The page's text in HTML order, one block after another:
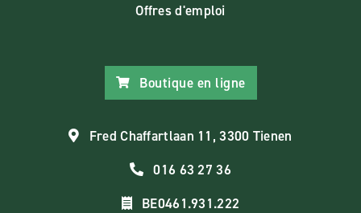
Offres d'emploi
Boutique en ligne
Fred Chaffartlaan 11, 3300 Tienen
016 63 27 36
BE0461.931.222